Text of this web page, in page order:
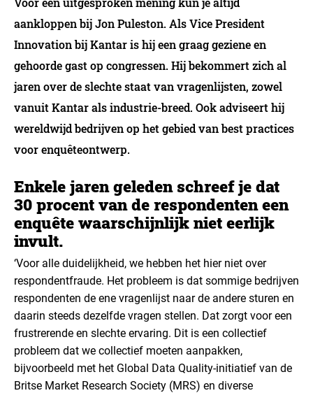
aankloppen bij Jon Puleston. Als Vice President
Innovation bij Kantar is hij een graag geziene en
gehoorde gast op congressen. Hij bekommert zich al
jaren over de slechte staat van vragenlijsten, zowel
vanuit Kantar als industrie-breed. Ook adviseert hij
wereldwijd bedrijven op het gebied van best practices
voor enquêteontwerp.
Enkele jaren geleden schreef je dat
30 procent van de respondenten een
enquête waarschijnlijk niet eerlijk
invult.
‘Voor alle duidelijkheid, we hebben het hier niet over
respondentfraude. Het probleem is dat sommige bedrijven
respondenten de ene vragenlijst naar de andere sturen en
daarin steeds dezelfde vragen stellen. Dat zorgt voor een
frustrerende en slechte ervaring. Dit is een collectief
probleem dat we collectief moeten aanpakken,
bijvoorbeeld met het Global Data Quality-initiatief van de
Britse Market Research Society (MRS) en diverse